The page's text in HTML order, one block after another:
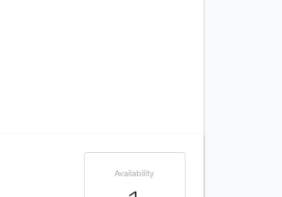
Availability